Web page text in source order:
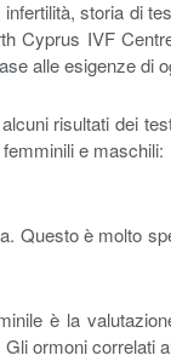
storia di
Cyprus IVF
alle esigenze di
risultati dei
e maschili:
Questo è molto
è la
ormoni correlati